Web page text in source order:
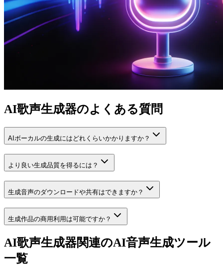
AI歌声生成器のよくある質問
AIボーカルの生成にはどれくらいかかりますか？
より良い生成品質を得るには？
生成音声のダウンロードや共有はできますか？
生成作品の商用利用は可能ですか？
AI歌声生成器関連のAI音声生成ツール
一覧